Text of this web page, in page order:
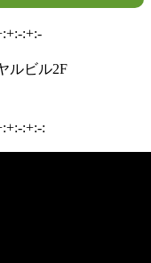
:+:-
ルビル2F
:+:-: